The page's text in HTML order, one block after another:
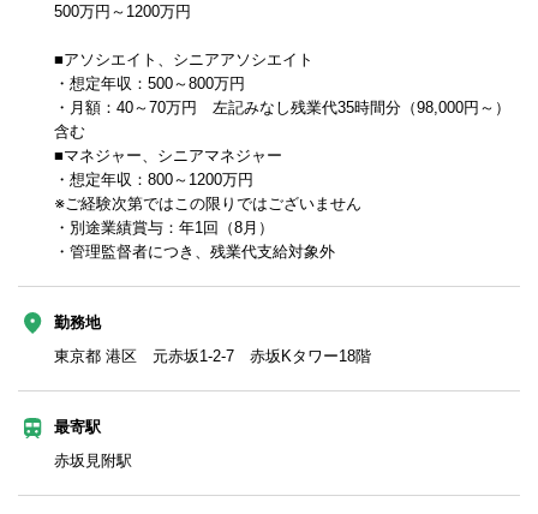
500万円～1200万円
■アソシエイト、シニアアソシエイト
・想定年収：500～800万円
・月額：40～70万円 左記みなし残業代35時間分（98,000円～）
含む
■マネジャー、シニアマネジャー
・想定年収：800～1200万円
※ご経験次第ではこの限りではございません
・別途業績賞与：年1回（8月）
・管理監督者につき、残業代支給対象外
勤務地
東京都 港区 元赤坂1-2-7 赤坂Kタワー18階
最寄駅
赤坂見附駅